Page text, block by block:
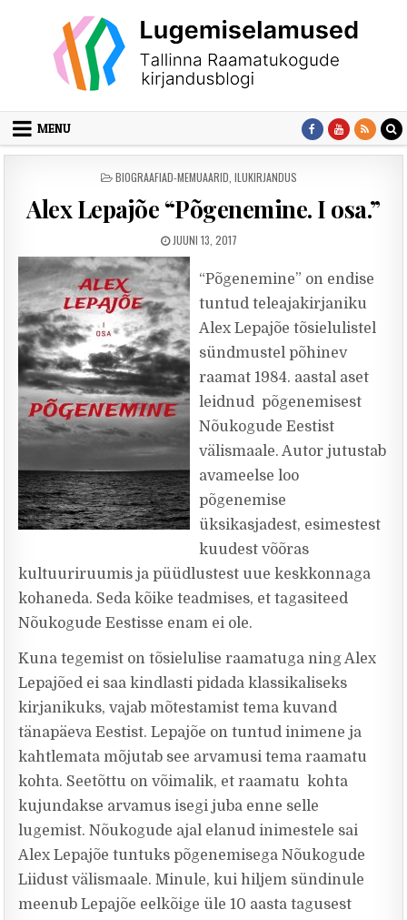
MENU
POSTED IN
BIOGRAAFIAD-MEMUAARID ILUKIRJANDUS
Alex Lepajõe “Põgenemine. I osa.”
PUBLISHED DATE:
JUUNI 13, 2017
“Põgenemine” on endise
tuntud teleajakirjaniku
Alex Lepajõe tõsielulistel
sündmustel põhinev
raamat 1984. aastal aset
leidnud põgenemisest
Nõukogude Eestist
välismaale. Autor jutustab
avameelse loo
põgenemise
üksikasjadest, esimestest
kuudest võõras
kultuuriruumis ja püüdlustest uue keskkonnaga
kohaneda. Seda kõike teadmises, et tagasiteed
Nõukogude Eestisse enam ei ole.
Kuna tegemist on tõsielulise raamatuga ning Alex
Lepajõed ei saa kindlasti pidada klassikaliseks
kirjanikuks, vajab mõtestamist tema kuvand
tänapäeva Eestist. Lepajõe on tuntud inimene ja
kahtlemata mõjutab see arvamusi tema raamatu
kohta. Seetõttu on võimalik, et raamatu kohta
kujundakse arvamus isegi juba enne selle
lugemist. Nõukogude ajal elanud inimestele sai
Alex Lepajõe tuntuks põgenemisega Nõukogude
Liidust välismaale. Minule, kui hiljem sündinule
meenub Lepajõe eelkõige üle 10 aasta tagusest